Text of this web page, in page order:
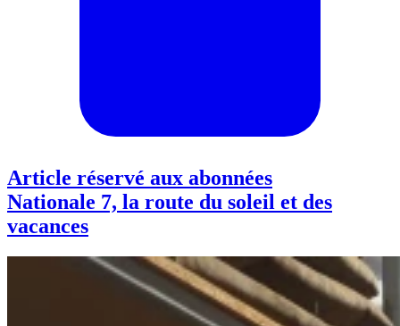
Article réservé aux abonnées
Nationale 7, la route du soleil et des
vacances